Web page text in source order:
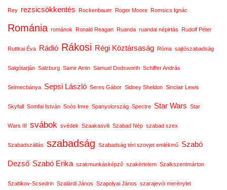
Rey rezsicsökkentés Rockenbauer Roger Moore Romsics Ignác
Románia románok Ronald Reagan Ruanda ruandai népirtás Rudolf Péter
Ruttkai Éva Rádió Rákosi Régi Köztársaság Róma sajtószabadság
Salgótarján Salzburg Samir Amin Samuel Dodsworth Schiffer András
Selmecbánya Sepsi László Seres Gábor Sidney Sheldon Sinclair Lewis
Skyfall Somfai István Soós Imre Spanyolország Spectre Star Wars Star
Wars III svábok svédek Szaakasvili Szabad Nép szabad szex
Szabadszállás szabadság Szabadság téri szovjet emlékmű Szabó
Dezső Szabó Erika szakmunkásképző szakértelem Szalkszentmárton
Szaltikov-Scsedrin Szalárdi János Szapolyai János szarajevói merénylet